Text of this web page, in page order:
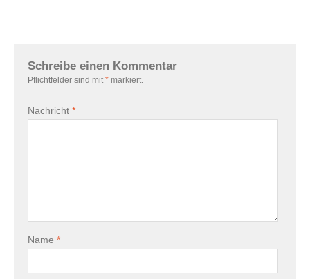
Schreibe einen Kommentar
Pflichtfelder sind mit * markiert.
Nachricht *
Name *